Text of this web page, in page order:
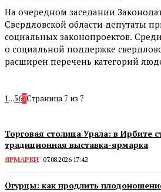
На очередном заседании
Свердловской области депутаты
социальных законопроектов.
о социальной поддержке
расширен перечень категорий
1...567Страница 7 из 7
Торговая столица Урала: в Ирбите
традиционная выставка-ярмарка
ЯРМАРКИ 07.08.2026 17:42
Огурцы: как продлить